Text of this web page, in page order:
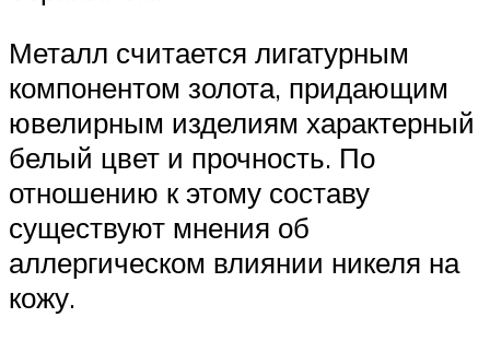
Металл считается лигатурным
компонентом золота, придающим
ювелирным изделиям характерный
белый цвет и прочность. По
отношению к этому составу
существуют мнения об
аллергическом влиянии никеля на
кожу.